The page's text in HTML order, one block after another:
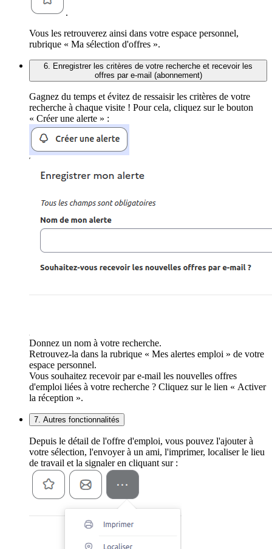
.
Vous les retrouverez ainsi dans votre espace personnel,
rubrique « Ma sélection d'offres ».
6. Enregistrer les critères de votre recherche et recevoir les
offres par e-mail (abonnement)
Gagnez du temps et évitez de ressaisir les critères de votre
recherche à chaque visite ! Pour cela, cliquez sur le bouton
« Créer une alerte » :
Donnez un nom à votre recherche.
Retrouvez-la dans la rubrique « Mes alertes emploi » de votre
espace personnel.
Vous souhaitez recevoir par e-mail les nouvelles offres
d'emploi liées à votre recherche ? Cliquez sur le lien « Activer
la réception ».
7. Autres fonctionnalités
Depuis le détail de l'offre d'emploi, vous pouvez l'ajouter à
votre sélection, l'envoyer à un ami, l'imprimer, localiser le lieu
de travail et la signaler en cliquant sur :